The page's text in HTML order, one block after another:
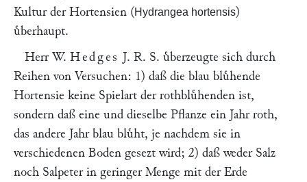
Kultur der Hortensien (Hydrangea hortensis)
uͤberhaupt.
Herr W. Hedges J. R. S. uͤberzeugte sich durch
Reihen von Versuchen: 1) daß die blau bluͤhende
Hortensie keine Spielart der rothbluͤhenden ist,
sondern daß eine und dieselbe Pflanze ein Jahr roth,
das andere Jahr blau bluͤht, je nachdem sie in
verschiedenen Boden gesezt wird; 2) daß weder Salz
noch Salpeter in geringer Menge mit der Erde